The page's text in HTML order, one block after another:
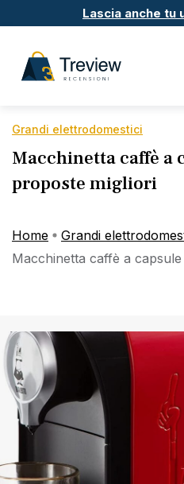
Lascia anche tu
Grandi elettrodomestici
Macchinetta caffè a
proposte migliori
Home
Grandi
Macchinetta caffè a capsule